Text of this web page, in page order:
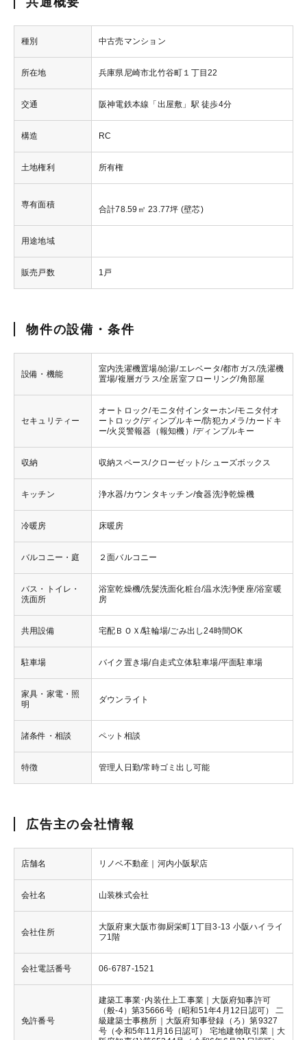
種別 中古売マンション
所在地 兵庫県尼崎市北竹谷町１丁目22
交通 阪神電鉄本線「出屋敷」駅 徒歩4分
構造 RC
土地権利 所有権
専有面積
合計78.59㎡ 23.77坪 (壁芯)
用途地域
販売戸数 1戸
物件の設備・条件
設備・機能
室内洗濯機置場/給湯/エレベータ/都市ガス/洗濯機
置場/複層ガラス/全居室フローリング/角部屋
セキュリティー
オートロック/モニタ付インターホン/モニタ付オ
ートロック/ディンプルキー/防犯カメラ/カードキ
ー/火災警報器（報知機）/ディンプルキー
収納 収納スペース/クローゼット/シューズボックス
キッチン 浄水器/カウンタキッチン/食器洗浄乾燥機
冷暖房 床暖房
バルコニー・庭 ２面バルコニー
バス・トイレ・
洗面所
浴室乾燥機/洗髪洗面化粧台/温水洗浄便座/浴室暖
房
共用設備 宅配ＢＯＸ/駐輪場/ごみ出し24時間OK
駐車場 バイク置き場/自走式立体駐車場/平面駐車場
家具・家電・照
明
ダウンライト
諸条件・相談 ペット相談
特徴 管理人日勤/常時ゴミ出し可能
広告主の会社情報
店舗名 リノベ不動産｜河内小阪駅店
会社名 山装株式会社
会社住所
大阪府東大阪市御厨栄町1丁目3-13 小阪ハイライ
フ1階
会社電話番号 06-6787-1521
免許番号
建築工事業･内装仕上工事業｜大阪府知事許可
（般-4）第35666号（昭和51年4月12日認可） 二
級建築士事務所｜大阪府知事登録（ろ）第9327
号（令和5年11月16日認可） 宅地建物取引業｜大